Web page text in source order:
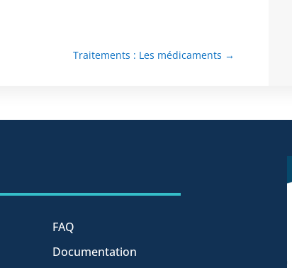
Traitements : Les médicaments →
FAQ
Documentation